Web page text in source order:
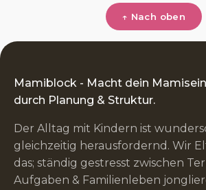
↑ Nach oben
Mamiblock - Macht dein
durch Planung & Struktur.
Der Alltag mit Kindern ist
gleichzeitig herausfordernd. Wir
das; ständig gestresst zwischen
Aufgaben & Familienleben